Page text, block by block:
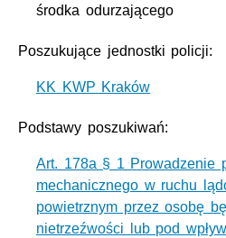
środka odurzającego
Poszukujące jednostki policji:
KK KWP Kraków
Podstawy poszukiwań:
Art. 178a § 1 Prowadzenie
mechanicznego w ruchu
powietrznym przez osobę
nietrzeźwości lub pod